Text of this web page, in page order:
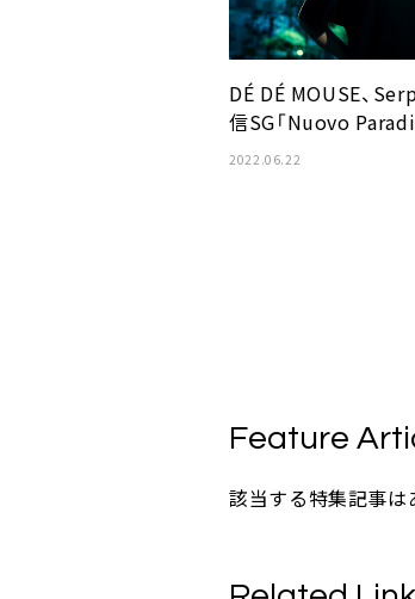
DÉ DÉ MOUSE、
信SG「Nuovo
2022.06.22
Feature
該当する特集記事は